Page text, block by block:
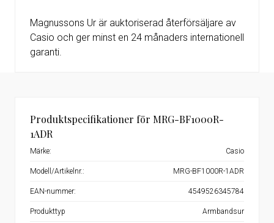
Magnussons Ur är auktoriserad återförsäljare av
Casio och ger minst en 24 månaders internationell
garanti.
Produktspecifikationer för MRG-BF1000R-
1ADR
Märke: Casio
Modell/Artikelnr.: MRG-BF1000R-1ADR
EAN-nummer: 4549526345784
Produkttyp Armbandsur